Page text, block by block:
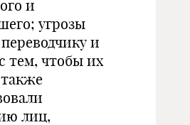
и
угрозы
и
тем, чтобы их
лиц,